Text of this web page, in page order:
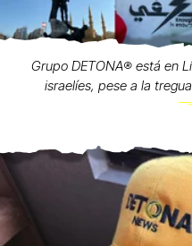
Grupo DETONA®️ está en
israelíes, pese a la